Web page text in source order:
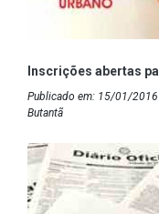
Inscrições abertas
Publicado em: 15/01/2016
Butantã